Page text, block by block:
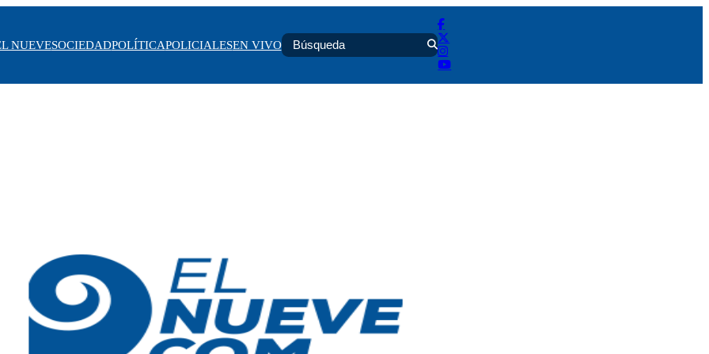
NUEVESOCIEDADPOLÍTICAPOLICIALESEN VIVO